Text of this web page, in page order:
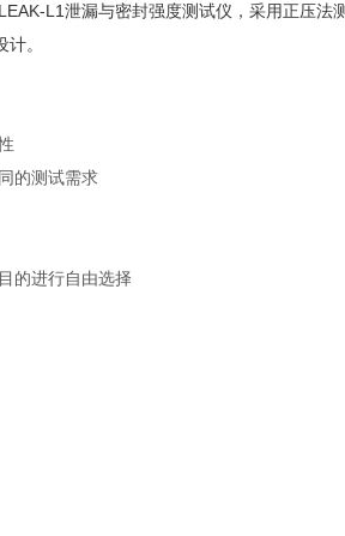
L1泄漏与密封强度测试仪，采用正压法
。
的测试需求
的进行自由选择